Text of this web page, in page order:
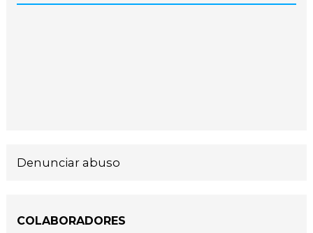
Denunciar abuso
COLABORADORES